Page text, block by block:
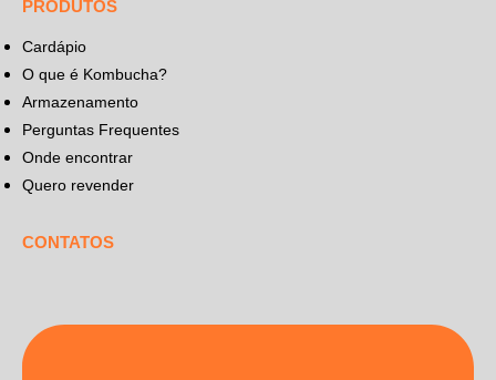
PRODUTOS
Cardápio
O que é Kombucha?
Armazenamento
Perguntas Frequentes
Onde encontrar
Quero revender
CONTATOS